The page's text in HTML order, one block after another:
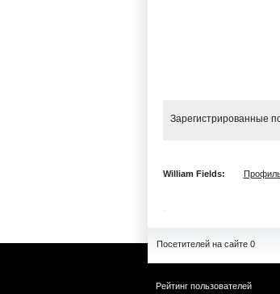
Зарегистрированные
William Fields:
Посетителей на сайте 0
Рейтинг пользователей